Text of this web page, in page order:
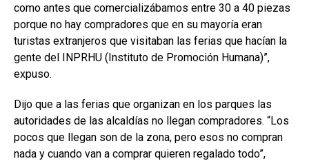
como antes que comercializábamos entre 30 a 40 piezas
porque no hay compradores que en su mayoría eran
turistas extranjeros que visitaban las ferias que hacían la
gente del INPRHU (Instituto de Promoción Humana)”,
expuso.
Dijo que a las ferias que organizan en los parques las
autoridades de las alcaldías no llegan compradores. “Los
pocos que llegan son de la zona, pero esos no compran
nada y cuando van a comprar quieren regalado todo”,